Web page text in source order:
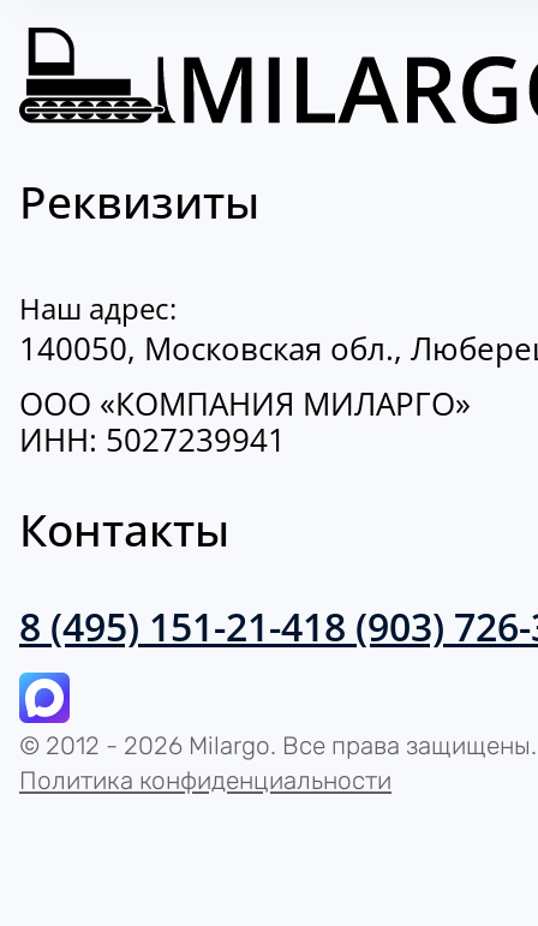
Реквизиты
Наш адрес:
140050, Московская обл.,
ООО «КОМПАНИЯ МИЛАРГО»
ИНН: 5027239941
Контакты
8 (495) 151-21-418 (903)
© 2012 - 2026 Milargo. Все права защищены.
Политика конфиденциальности